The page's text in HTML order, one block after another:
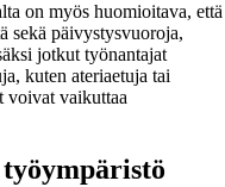
on myös huomioitava, että
sekä päivystysvuoroja,
jotkut työnantajat
kuten ateriaetuja tai
voivat vaikuttaa